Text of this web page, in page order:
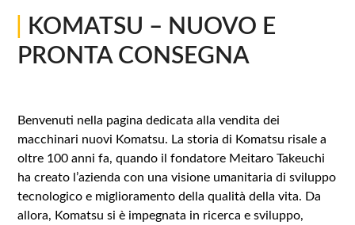
KOMATSU – NUOVO E
PRONTA CONSEGNA
Benvenuti nella pagina dedicata alla vendita dei
macchinari nuovi Komatsu. La storia di Komatsu risale a
oltre 100 anni fa, quando il fondatore Meitaro Takeuchi
ha creato l’azienda con una visione umanitaria di sviluppo
tecnologico e miglioramento della qualità della vita. Da
allora, Komatsu si è impegnata in ricerca e sviluppo,